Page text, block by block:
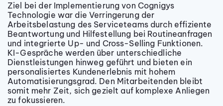
Ziel bei der Implementierung von Cognigys
Technologie war die Verringerung der
Arbeitsbelastung des Serviceteams durch effiziente
Beantwortung und Hilfestellung bei Routineanfragen
und integrierte Up- und Cross-Selling Funktionen.
KI-Gespräche werden über unterschiedliche
Dienstleistungen hinweg geführt und bieten ein
personalisiertes Kundenerlebnis mit hohem
Automatisierungsgrad. Den Mitarbeitenden bleibt
somit mehr Zeit, sich gezielt auf komplexe Anliegen
zu fokussieren.